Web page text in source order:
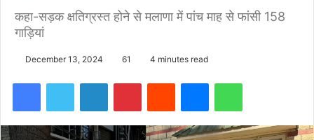
कहा-सड़क क्षतिग्रस्त होने से मलाणा में पांच माह से फांसी 158
गाड़ियां
December 13, 2024 61 4 minutes read